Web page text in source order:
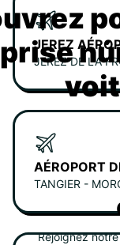
JEREZ
JEREZ DE LA
AÉROPORT
TANGIER -
Rejoignez